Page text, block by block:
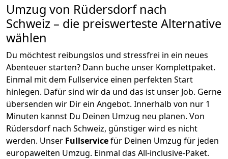
Umzug von Rüdersdorfnach
Schweiz – die preiswerteste Alternative
wählen
Du möchtest reibungslos und stressfrei in ein neues
Abenteuer starten? Dann buche unser Komplettpaket.
Einmal mit dem Fullservice einen perfekten Start
hinlegen. Dafür sind wir da und das ist unser Job. Gerne
übersenden wir Dir ein Angebot. Innerhalb von nur 1
Minuten kannst Du Deinen Umzug neu planen. Von
Rüdersdorf nach Schweiz, günstiger wird es nicht
werden. Unser Fullservicefür Deinen Umzug für jeden
europaweiten Umzug. Einmal das All-inclusive-Paket.